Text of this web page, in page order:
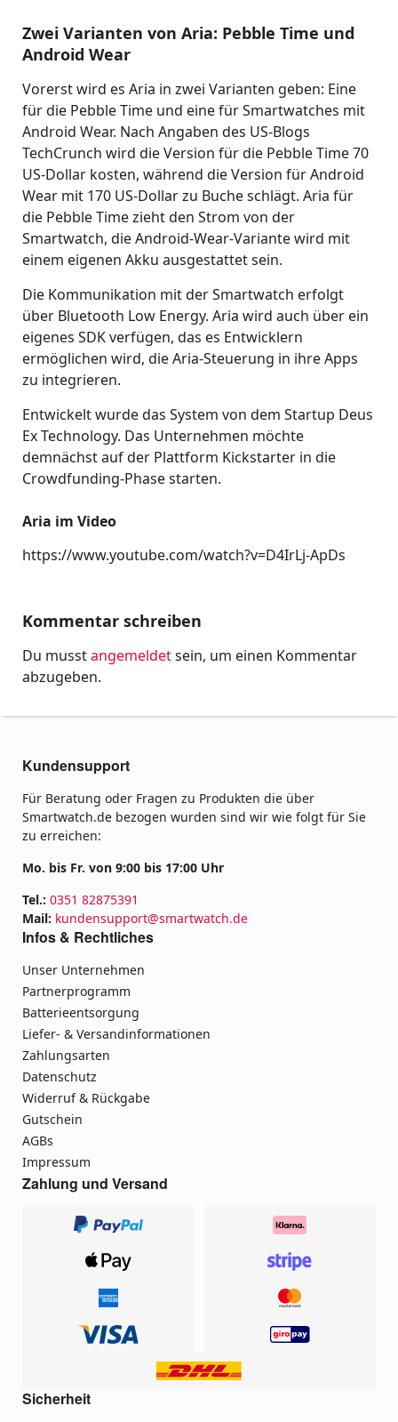
Zwei Varianten von Aria: Pebble Time und
Android Wear
Vorerst wird es Aria in zwei Varianten geben: Eine
für die Pebble Time und eine für Smartwatches mit
Android Wear. Nach Angaben des US-Blogs
TechCrunch wird die Version für die Pebble Time 70
US-Dollar kosten, während die Version für Android
Wear mit 170 US-Dollar zu Buche schlägt. Aria für
die Pebble Time zieht den Strom von der
Smartwatch, die Android-Wear-Variante wird mit
einem eigenen Akku ausgestattet sein.
Die Kommunikation mit der Smartwatch erfolgt
über Bluetooth Low Energy. Aria wird auch über ein
eigenes SDK verfügen, das es Entwicklern
ermöglichen wird, die Aria-Steuerung in ihre Apps
zu integrieren.
Entwickelt wurde das System von dem Startup Deus
Ex Technology. Das Unternehmen möchte
demnächst auf der Plattform Kickstarter in die
Crowdfunding-Phase starten.
Aria im Video
https://www.youtube.com/watch?v=D4IrLj-ApDs
Kommentar schreiben
Du musstangemeldetsein, um einen Kommentar
abzugeben.
Kundensupport
Für Beratung oder Fragen zu Produkten die über
Smartwatch.de bezogen wurden sind wir wie folgt für Sie
zu erreichen:
Mo. bis Fr. von 9:00 bis 17:00 Uhr
Tel.: 0351 82875391
Mail: kundensupport@smartwatch.de
Infos & Rechtliches
Unser Unternehmen
Partnerprogramm
Batterieentsorgung
Liefer- & Versandinformationen
Zahlungsarten
Datenschutz
Widerruf & Rückgabe
Gutschein
AGBs
Impressum
Zahlung und Versand
Sicherheit